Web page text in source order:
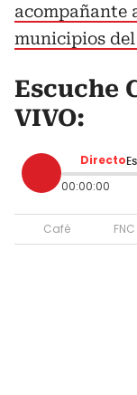
acompañante
municipios
Escuche
VIVO:
Directo
00:00:00
Café FNC